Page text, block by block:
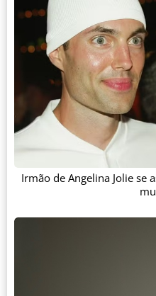
Irmão de Angelina Jolie se